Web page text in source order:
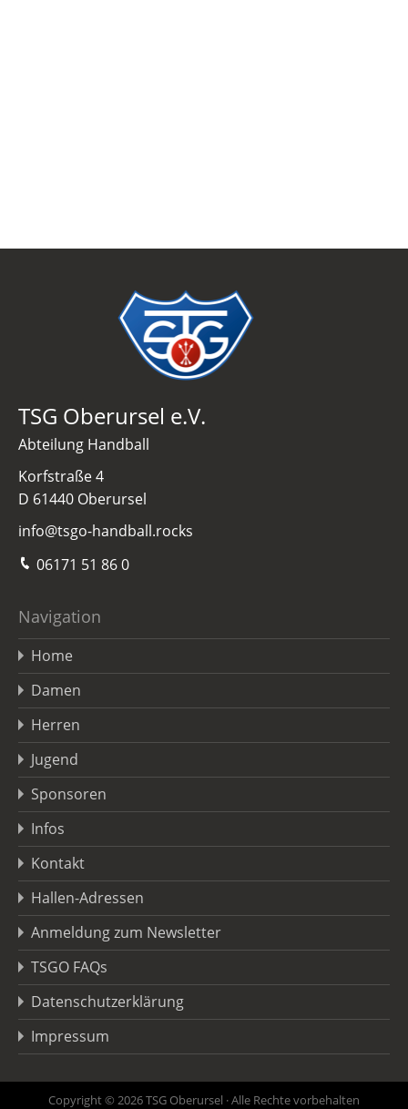
TSG Oberursel e.V.
Abteilung Handball
Korfstraße 4
D 61440 Oberursel
info@tsgo-handball.rocks
06171 51 86 0
Navigation
Home
Damen
Herren
Jugend
Sponsoren
Infos
Kontakt
Hallen-Adressen
Anmeldung zum Newsletter
TSGO FAQs
Datenschutzerklärung
Impressum
Copyright © 2026 TSG Oberursel · Alle Rechte vorbehalten